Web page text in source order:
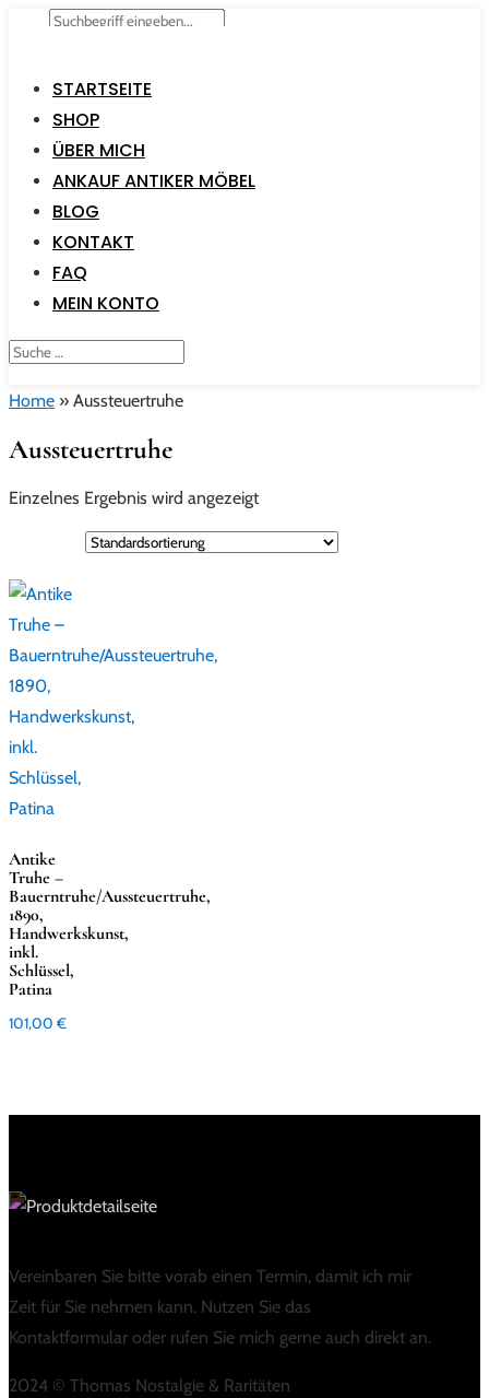
STARTSEITE
SHOP
ÜBER MICH
ANKAUF ANTIKER MÖBEL
BLOG
KONTAKT
FAQ
MEIN KONTO
Home » Aussteuertruhe
Aussteuertruhe
Einzelnes Ergebnis wird angezeigt
Antike
Truhe –
Bauerntruhe/Aussteuertruhe,
1890,
Handwerkskunst,
inkl.
Schlüssel,
Patina
101,00€
Vereinbaren Sie bitte vorab einen Termin, damit ich mir
Zeit für Sie nehmen kann. Nutzen Sie das
Kontaktformular oder rufen Sie mich gerne auch direkt an.
2024 © Thomas Nostalgie & Raritäten